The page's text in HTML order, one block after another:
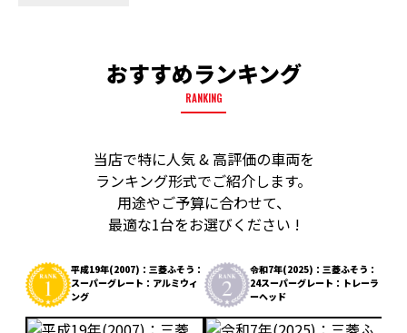
おすすめランキング
RANKING
当店で特に人気 & 高評価の車両を
ランキング形式でご紹介します。
用途やご予算に合わせて、
最適な1台をお選びください !
平成19年(2007)：三菱ふそう：
スーパーグレート：アルミウィ
ング
令和7年(2025)：三菱ふそう：
24スーパーグレート：トレーラ
ーヘッド